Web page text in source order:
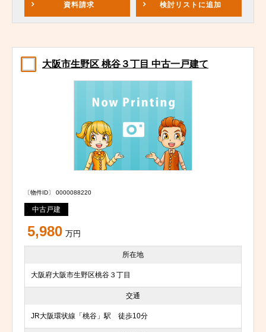
資料請求 検討リスト に追加
大阪市生野区 桃谷３丁目 中古一戸建て
〔物件ID〕 0000088220
中古戸建
5,980 万円
所在地
大阪府大阪市生野区桃谷３丁目
交通
JR大阪環状線「桃谷」駅 徒歩10分